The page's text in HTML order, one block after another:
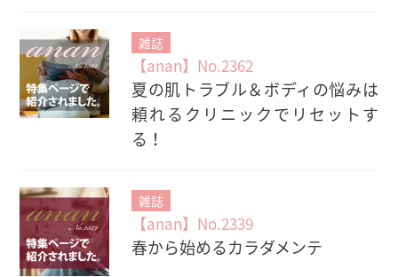
雑誌
【anan】No.2362
夏の肌トラブル＆ボディの悩みは
頼れるクリニックでリセットす
る！
雑誌
【anan】No.2339
春から始めるカラダメンテ